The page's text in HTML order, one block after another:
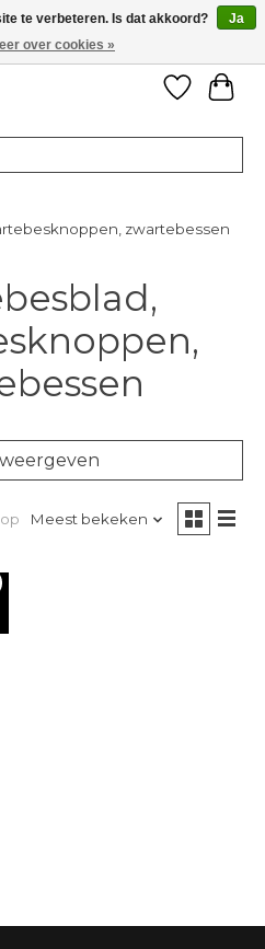
zwartebessen
Meest bekeken
te verbeteren. Is dat akkoord?
Ja
over cookies »